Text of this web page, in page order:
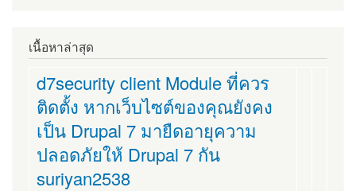
เนื้อหาล่าสุด
d7security client Module ที่ควร
ติดตั้ง หากเว็บไซต์ของคุณยังคง
เป็น Drupal 7 มายืดอายุความ
ปลอดภัยให้ Drupal 7 กัน
suriyan2538